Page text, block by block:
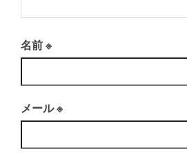
名前※
メール※